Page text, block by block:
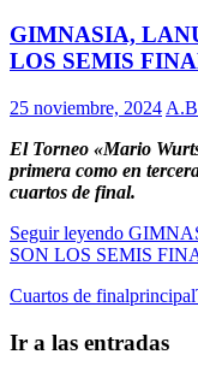
GIMNASIA,
LOS SEMIS
25 noviembre, 2024
El Torneo «Mario
primera como en
cuartos de final.
Seguir leyendo
SON LOS SEMIS
Cuartos de finalprincipal
Ir a las entradas